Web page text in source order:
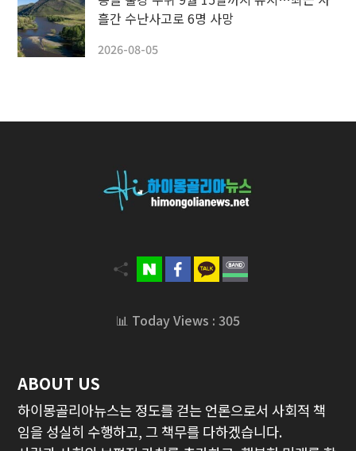
흘간 수난사고로 6명 사망
2026-08-05
📊 Today Views : 305
ABOUT US
하이몽골리아뉴스는 정도를 걷는 언론으로서 사회적 책
임을 성실히 수행하고, 그 책무를 다하겠습니다.